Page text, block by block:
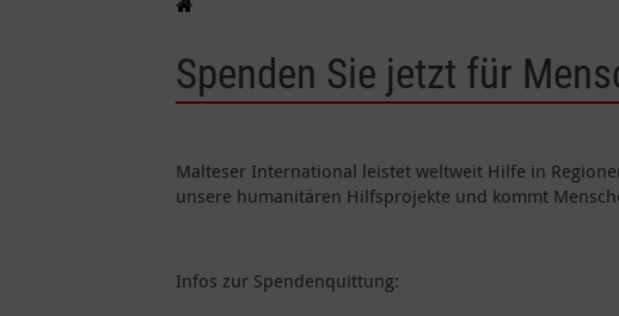
Spenden Sie jetzt für
Malteser International leistet weltweit Hilfe in
unsere humanitären Hilfsprojekte und kommt
Infos zur Spendenquittung: